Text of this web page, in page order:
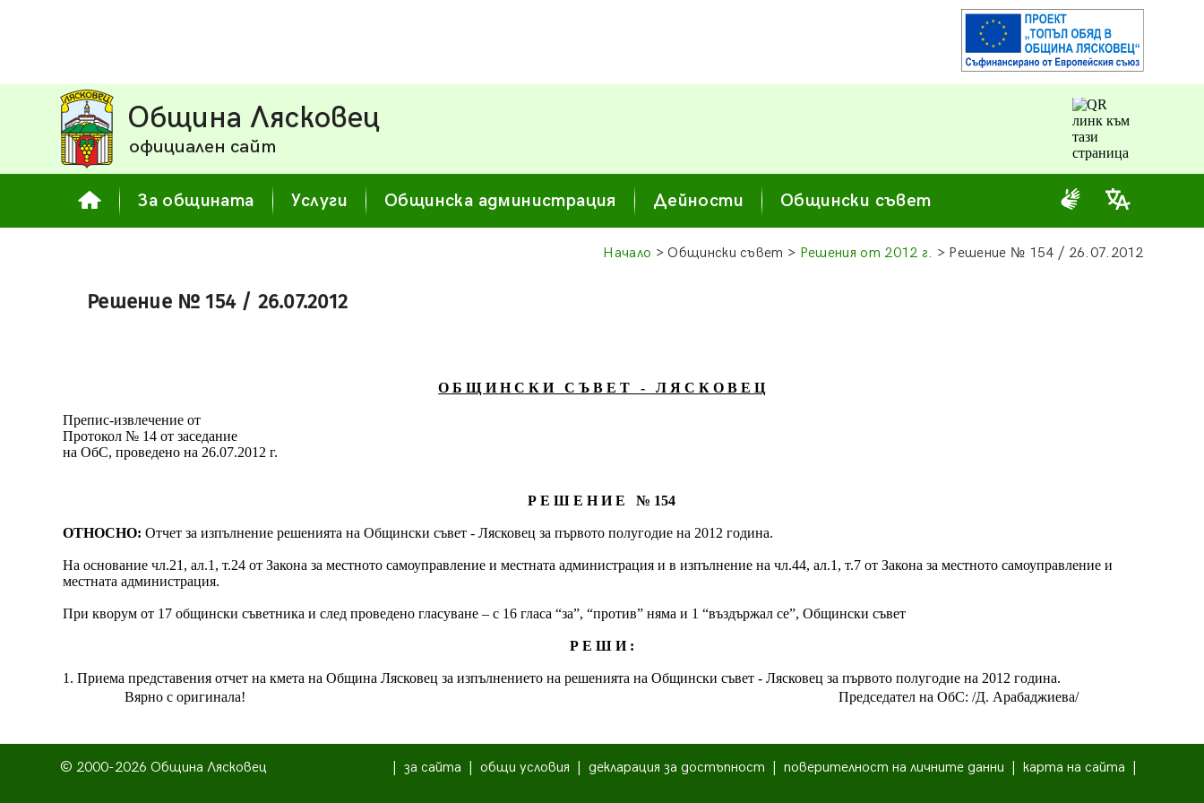
Община Лясковец
официален сайт
За общината Услуги Общинска администрация Дейности Общински съвет
Начало > Общински съвет > Решения от 2012 г. > Решение № 154 / 26.07.2012
Решение № 154 / 26.07.2012
О Б Щ И Н С К И С Ъ В Е Т - Л Я С К О В Е Ц
Препис-извлечение от
Протокол № 14 от заседание
на ОбС, проведено на 26.07.2012 г.
Р Е Ш Е Н И Е № 154
ОТНОСНО:Отчет за изпълнение решенията на Общински съвет - Лясковец за първото полугодие на 2012 година.
На основание чл.21, ал.1, т.24 от Закона за местното самоуправление и местната администрация и в изпълнение на чл.44, ал.1, т.7 от Закона за местното самоуправление и
местната администрация.
При кворум от 17 общински съветника и след проведено гласуване – с 16 гласа “за”, “против” няма и 1 “въздържал се”, Общински съвет
Р Е Ш И :
1. Приема представения отчет на кмета на Община Лясковец за изпълнението на решенията на Общински съвет - Лясковец за първото полугодие на 2012 година.
Вярно с оригинала!
Председател на ОбС: /Д. Арабаджиева/
© 2000-2026 Община Лясковец за сайта общи условия декларация за достъпност поверителност на личните данни карта на сайта